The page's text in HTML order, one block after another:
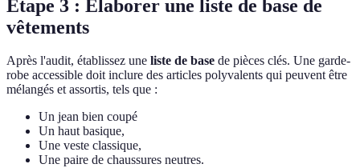
Étape 3 : Élaborer une liste de base de
vêtements
Après l'audit, établissez une liste de base de pièces clés. Une garde-
robe accessible doit inclure des articles polyvalents qui peuvent être
mélangés et assortis, tels que :
Un jean bien coupé
Un haut basique,
Une veste classique,
Une paire de chaussures neutres.